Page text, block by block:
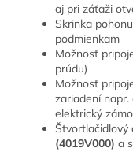
aj pri záťaži
Skrinka
podmienkam
Možnosť
prúdu)
Možnosť
zariadení
elektrický
Štvortlačidlový
(4019V000) a